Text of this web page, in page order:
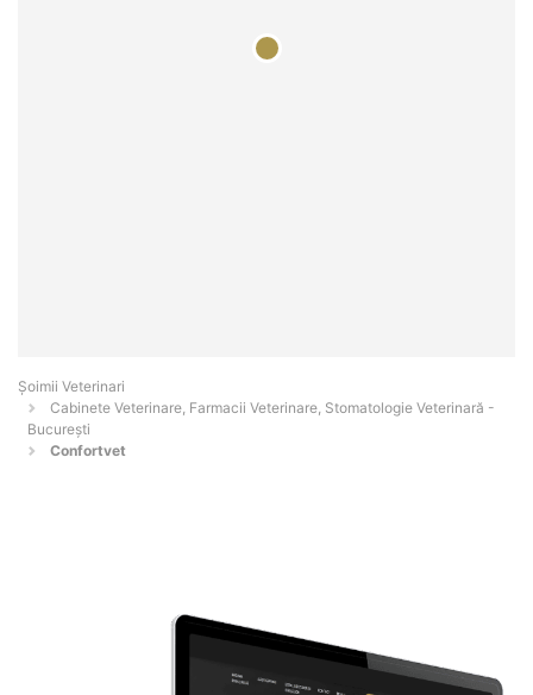
Șoimii Veterinari
Cabinete Veterinare, Farmacii Veterinare, Stomatologie Veterinară -
Bucureşti
Confortvet